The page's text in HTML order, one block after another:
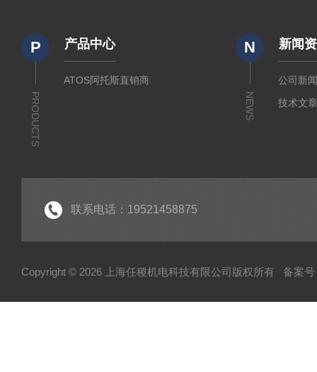
P
PRODUCTS
产品中心
ATOS阿托斯直销商
N
NEWS
新闻
公司新
技术文
联系电话：19521458875
Copyright © 2026 上海任稷机电科技有限公司版权所有 备案号